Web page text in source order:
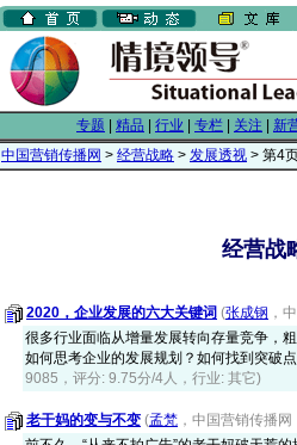
专题 精品 行业 专栏 关注 新
中国营销传播网 > 经营战略 > 发展透视 > 第4
经营战
2020，企业发展的六大关键词 (张成钢 ，
很多行业面临从增量发展转向存量竞争，
如何思考企业的发展规划？如何找到突破
9085，评分: 9.75分/4人，行业: 其它)
老干妈的变与不变 (孟梵 ，中国营销传播